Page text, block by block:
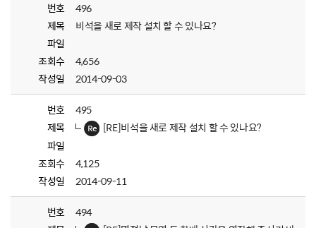
번호
496
제목
비석을 새로 제작 설치 할 수 있나요?
파일
조회수
4,656
작성일
2014-09-03
번호
495
제목
[RE]비석을 새로 제작 설치 할 수 있나요?
파일
조회수
4,125
작성일
2014-09-11
번호
494